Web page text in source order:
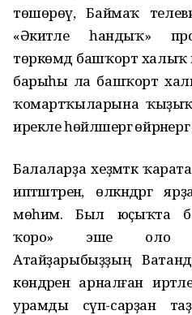
төшөрөү, Баймаҡ
«Әкиәтле һандыҡ»
төркөмдә башҡорт халыҡ
барыһы ла башҡорт
ҡомартҡыларына
ирекле һөйләшергә
Балаларҙа хеҙмәткә ҡарата
иптәштәренә, өлкәндәргә
мөһим. Был юҫыҡта
ҡоро» эше оло
Атайҙарыбыҙҙың
көндәренә арналған
урамды сүп-сарҙан